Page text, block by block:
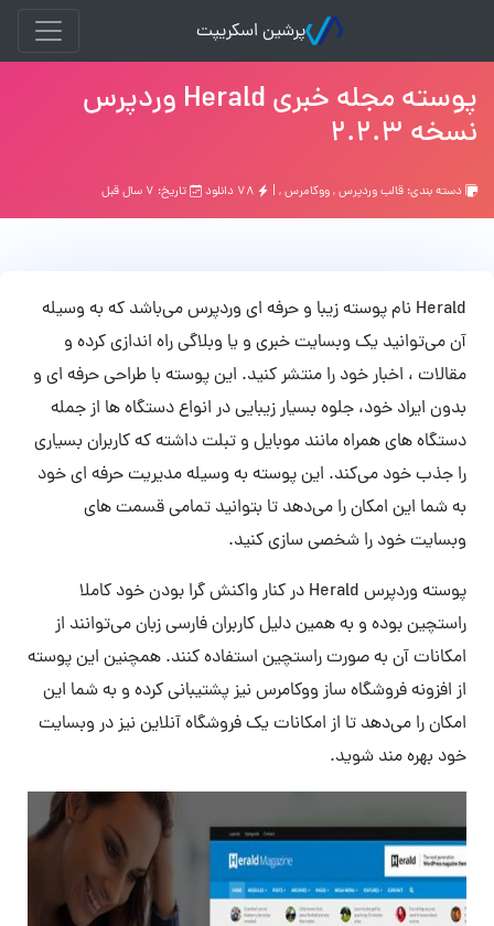
پرشین اسکریپت
پوسته مجله خبری Herald وردپرس
نسخه 2.2.3
دسته بندی: قالب وردپرس,ووکامرس, | تاریخ: ۷ سال قبل
Herald نام پوسته زیبا و حرفه ای وردپرس می‌باشد که به وسیله
آن می‌توانید یک وبسایت خبری و یا وبلاگی راه اندازی کرده و
مقالات ، اخبار خود را منتشر کنید. این پوسته با طراحی حرفه ای و
بدون ایراد خود، جلوه بسیار زیبایی در انواع دستگاه ها از جمله
دستگاه های همراه مانند موبایل و تبلت داشته که کاربران بسیاری
را جذب خود می‌کند. این پوسته به وسیله مدیریت حرفه ای خود
به شما این امکان را می‌دهد تا بتوانید تمامی قسمت های
وبسایت خود را شخصی سازی کنید.
پوسته وردپرس Herald در کنار واکنش گرا بودن خود کاملا
راستچین بوده و به همین دلیل کاربران فارسی زبان می‌توانند از
امکانات آن به صورت راستچین استفاده کنند. همچنین این پوسته
از افزونه فروشگاه ساز ووکامرس نیز پشتیبانی کرده و به شما این
امکان را می‌دهد تا از امکانات یک فروشگاه آنلاین نیز در وبسایت
خود بهره مند شوید.